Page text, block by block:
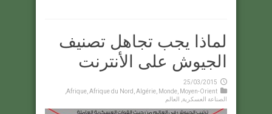
لماذا يجب تجاهل تصنيف
الجيوش على الأنترنت
25/03/2015
Afrique Afrique du Nord Algérie Monde Moyen-Orient
الصناعة العسكرية العالم